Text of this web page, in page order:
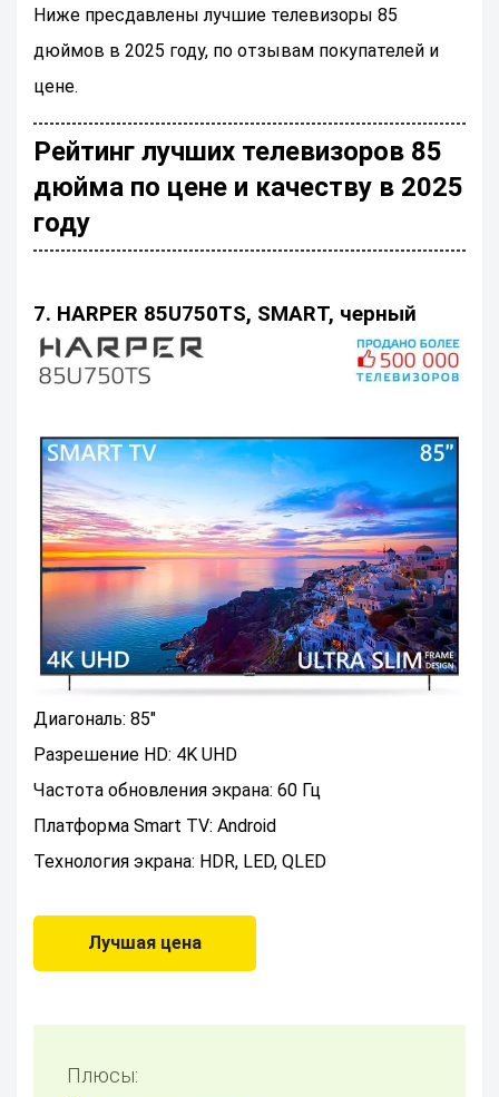
Ниже пресдавлены лучшие телевизоры 85
дюймов в 2025 году, по отзывам покупателей и
цене.
Рейтинг лучших телевизоров 85
дюйма по цене и качеству в 2025
году
7. HARPER 85U750TS, SMART, черный
Диагональ: 85"
Разрешение HD: 4K UHD
Частота обновления экрана: 60 Гц
Платформа Smart TV: Android
Технология экрана: HDR, LED, QLED
Лучшая цена
Плюсы: